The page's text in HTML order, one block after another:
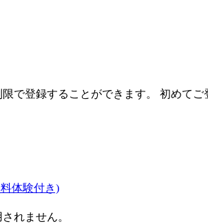
で登録することができます。 初めてご
体験付き)
れません。